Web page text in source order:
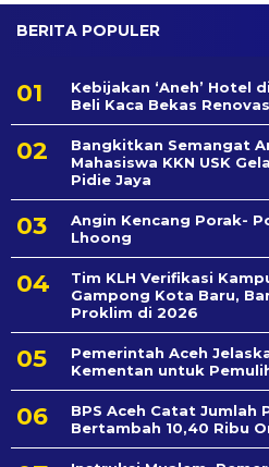
BERITA POPULER
Kebijakan ‘Aneh’ Hotel
Beli Kaca Bekas
Bangkitkan Semangat
Mahasiswa KKN USK
Pidie Jaya
Angin Kencang Porak-
Lhoong
Tim KLH Verifikasi
Gampong Kota Baru,
Proklim di 2026
Pemerintah Aceh
Kementan untuk
BPS Aceh Catat Jumlah
Bertambah 10,40 Ribu